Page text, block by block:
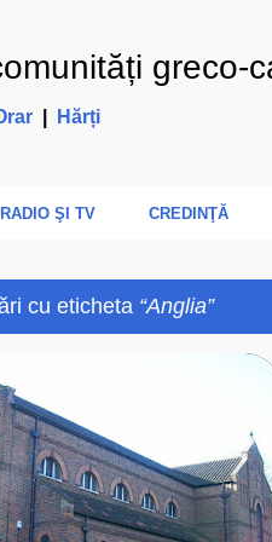
greco-
| Hărți
RADIO ŞI TV CREDINŢĂ
cu eticheta Anglia
CATOLICA